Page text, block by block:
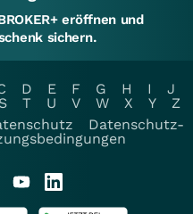
eröffnen und
sichern.
D E F G H I
J
S T U V W X Y
Z
Datenschutz-